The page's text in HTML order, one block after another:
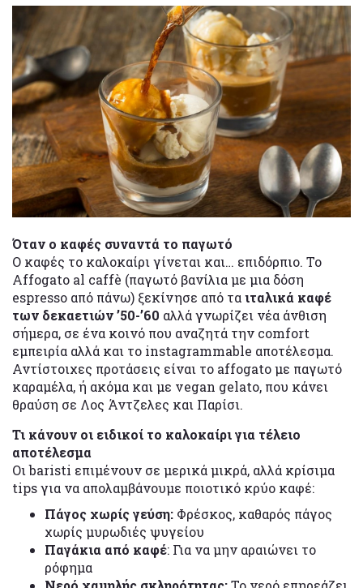
Όταν ο καφές συναντά το παγωτό
Ο καφές το καλοκαίρι γίνεται και… επιδόρπιο. Το
Affogato al caffè (παγωτό βανίλια με μια δόση
espresso από πάνω) ξεκίνησε από ταιταλικά καφέ
των δεκαετιών ’50-’60 αλλά γνωρίζει νέα άνθιση
σήμερα, σε ένα κοινό που αναζητά την comfort
εμπειρία αλλά και το instagrammable αποτέλεσμα.
Αντίστοιχες προτάσεις είναι το affogato με παγωτό
καραμέλα, ή ακόμα και με vegan gelato, που κάνει
θραύση σε Λος Άντζελες και Παρίσι.
Τι κάνουν οι ειδικοί το καλοκαίρι για τέλειο
αποτέλεσμα
Οι baristi επιμένουν σε μερικά μικρά, αλλά κρίσιμα
tips για να απολαμβάνουμε ποιοτικό κρύο καφέ:
Πάγος χωρίς γεύση: Φρέσκος, καθαρός πάγος
χωρίς μυρωδιές ψυγείου
Παγάκια από καφέ: Για να μην αραιώνει το
ρόφημα